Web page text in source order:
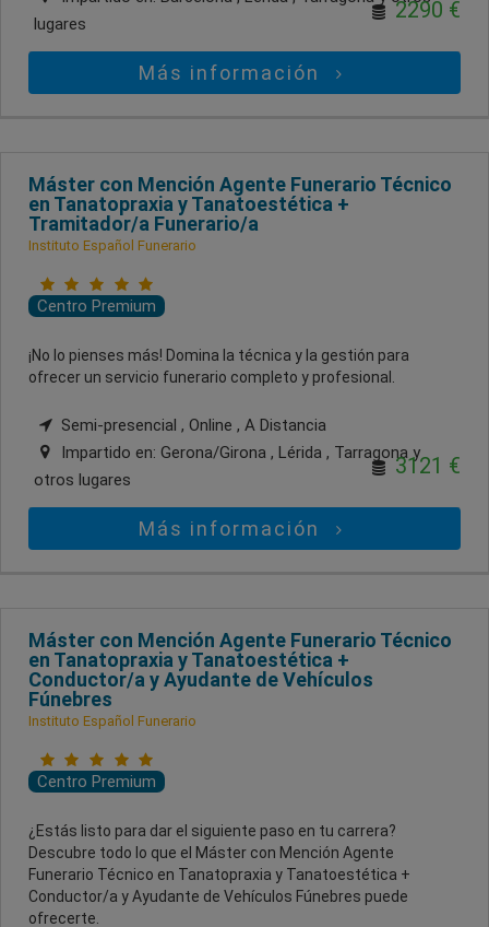
lugares
2290 €
Más información
Máster con Mención Agente Funerario Técnico
en Tanatopraxia y Tanatoestética +
Tramitador/a Funerario/a
Instituto Español Funerario
Centro Premium
¡No lo pienses más! Domina la técnica y la gestión para
ofrecer un servicio funerario completo y profesional.
Semi-presencial , Online , A Distancia
Impartido en: Gerona/Girona , Lérida , Tarragona y
otros lugares
3121 €
Más información
Máster con Mención Agente Funerario Técnico
en Tanatopraxia y Tanatoestética +
Conductor/a y Ayudante de Vehículos
Fúnebres
Instituto Español Funerario
Centro Premium
¿Estás listo para dar el siguiente paso en tu carrera?
Descubre todo lo que el Máster con Mención Agente
Funerario Técnico en Tanatopraxia y Tanatoestética +
Conductor/a y Ayudante de Vehículos Fúnebres puede
ofrecerte.